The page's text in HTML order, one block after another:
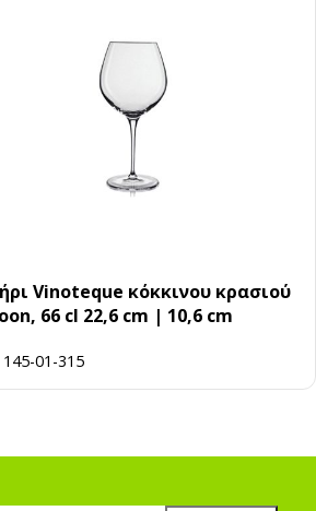
Vinoteque κόκκινου κρασιού
66 cl 22,6 cm | 10,6 cm
145-01-315